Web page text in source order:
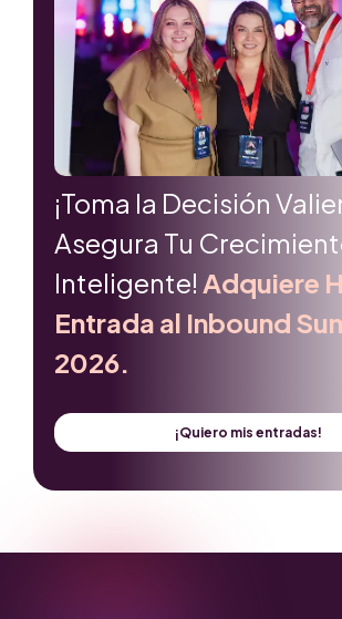
¡Toma la Decisión
Asegura Tu
Inteligente! Adquiere
Entrada al Inbound
2026.
¡Quiero mis entradas!